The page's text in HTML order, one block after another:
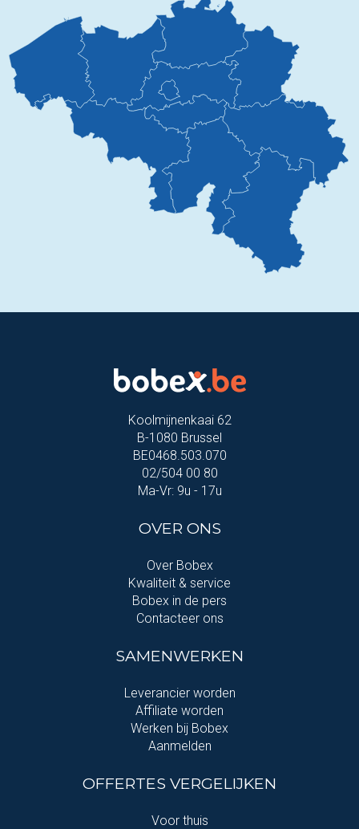
Koolmijnenkaai 62
B-1080 Brussel
BE0468.503.070
02/504 00 80
Ma-Vr: 9u - 17u
OVER ONS
Over Bobex
Kwaliteit & service
Bobex in de pers
Contacteer ons
SAMENWERKEN
Leverancier worden
Affiliate worden
Werken bij Bobex
Aanmelden
OFFERTES VERGELIJKEN
Voor thuis